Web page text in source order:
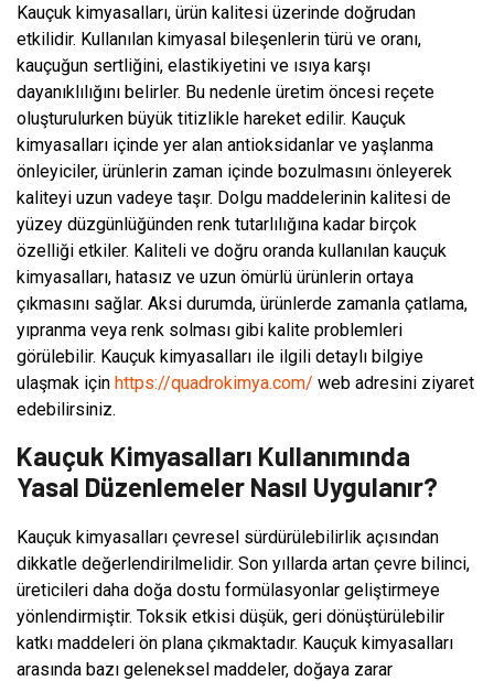
Kauçuk kimyasalları, ürün kalitesi üzerinde doğrudan
etkilidir. Kullanılan kimyasal bileşenlerin türü ve oranı,
kauçuğun sertliğini, elastikiyetini ve ısıya karşı
dayanıklılığını belirler. Bu nedenle üretim öncesi reçete
oluşturulurken büyük titizlikle hareket edilir. Kauçuk
kimyasalları içinde yer alan antioksidanlar ve yaşlanma
önleyiciler, ürünlerin zaman içinde bozulmasını önleyerek
kaliteyi uzun vadeye taşır. Dolgu maddelerinin kalitesi de
yüzey düzgünlüğünden renk tutarlılığına kadar birçok
özelliği etkiler. Kaliteli ve doğru oranda kullanılan kauçuk
kimyasalları, hatasız ve uzun ömürlü ürünlerin ortaya
çıkmasını sağlar. Aksi durumda, ürünlerde zamanla çatlama,
yıpranma veya renk solması gibi kalite problemleri
görülebilir. Kauçuk kimyasalları ile ilgili detaylı bilgiye
ulaşmak için https://quadrokimya.com/ web adresini ziyaret
edebilirsiniz.
Kauçuk Kimyasalları Kullanımında
Yasal Düzenlemeler Nasıl Uygulanır?
Kauçuk kimyasalları çevresel sürdürülebilirlik açısından
dikkatle değerlendirilmelidir. Son yıllarda artan çevre bilinci,
üreticileri daha doğa dostu formülasyonlar geliştirmeye
yönlendirmiştir. Toksik etkisi düşük, geri dönüştürülebilir
katkı maddeleri ön plana çıkmaktadır. Kauçuk kimyasalları
arasında bazı geleneksel maddeler, doğaya zarar